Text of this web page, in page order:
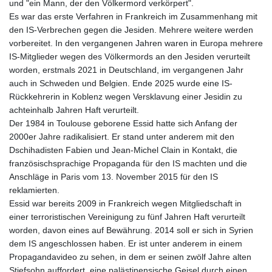
und "ein Mann, der den Völkermord verkörpert".
Es war das erste Verfahren in Frankreich im Zusammenhang mit
den IS-Verbrechen gegen die Jesiden. Mehrere weitere werden
vorbereitet. In den vergangenen Jahren waren in Europa mehrere
IS-Mitglieder wegen des Völkermords an den Jesiden verurteilt
worden, erstmals 2021 in Deutschland, im vergangenen Jahr
auch in Schweden und Belgien. Ende 2025 wurde eine IS-
Rückkehrerin in Koblenz wegen Versklavung einer Jesidin zu
achteinhalb Jahren Haft verurteilt.
Der 1984 in Toulouse geborene Essid hatte sich Anfang der
2000er Jahre radikalisiert. Er stand unter anderem mit den
Dschihadisten Fabien und Jean-Michel Clain in Kontakt, die
französischsprachige Propaganda für den IS machten und die
Anschläge in Paris vom 13. November 2015 für den IS
reklamierten.
Essid war bereits 2009 in Frankreich wegen Mitgliedschaft in
einer terroristischen Vereinigung zu fünf Jahren Haft verurteilt
worden, davon eines auf Bewährung. 2014 soll er sich in Syrien
dem IS angeschlossen haben. Er ist unter anderem in einem
Propagandavideo zu sehen, in dem er seinen zwölf Jahre alten